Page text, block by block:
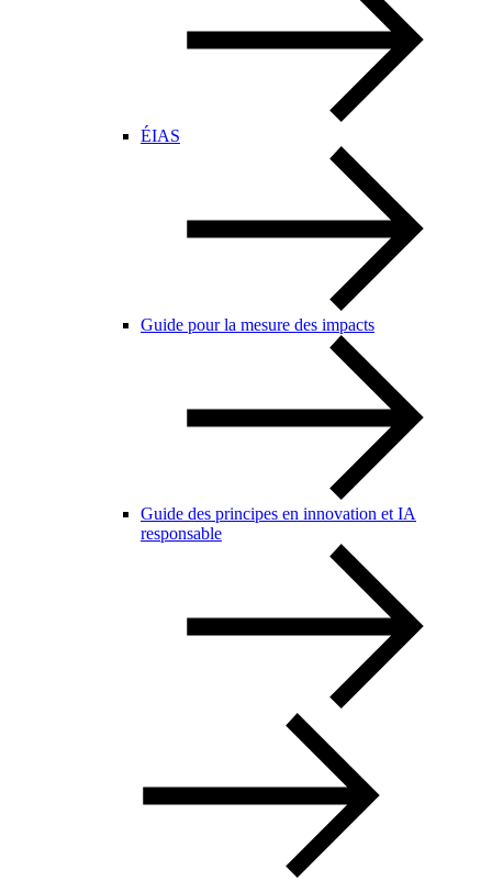
ÉIAS
Guide pour la mesure des impacts
Guide des principes en innovation et IA
responsable